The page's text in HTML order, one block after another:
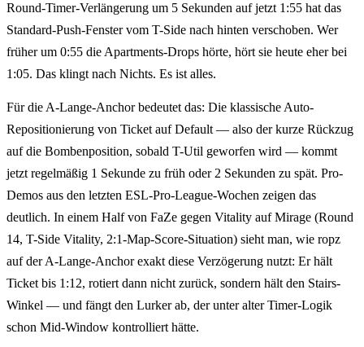
Round-Timer-Verlängerung um 5 Sekunden auf jetzt 1:55 hat das
Standard-Push-Fenster vom T-Side nach hinten verschoben. Wer
früher um 0:55 die Apartments-Drops hörte, hört sie heute eher bei
1:05. Das klingt nach Nichts. Es ist alles.
Für die A-Lange-Anchor bedeutet das: Die klassische Auto-
Repositionierung von Ticket auf Default — also der kurze Rückzug
auf die Bombenposition, sobald T-Util geworfen wird — kommt
jetzt regelmäßig 1 Sekunde zu früh oder 2 Sekunden zu spät. Pro-
Demos aus den letzten ESL-Pro-League-Wochen zeigen das
deutlich. In einem Half von FaZe gegen Vitality auf Mirage (Round
14, T-Side Vitality, 2:1-Map-Score-Situation) sieht man, wie ropz
auf der A-Lange-Anchor exakt diese Verzögerung nutzt: Er hält
Ticket bis 1:12, rotiert dann nicht zurück, sondern hält den Stairs-
Winkel — und fängt den Lurker ab, der unter alter Timer-Logik
schon Mid-Window kontrolliert hätte.